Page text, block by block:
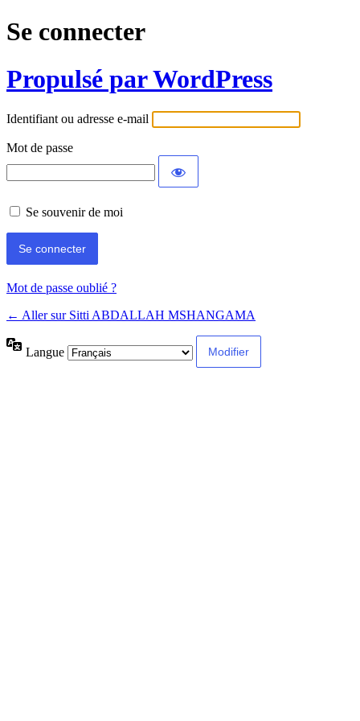
Se connecter
Propulsé par WordPress
Identifiant ou adresse e-mail
Mot de passe
Se souvenir de moi
Mot de passe oublié ?
← Aller sur Sitti ABDALLAH MSHANGAMA
Langue